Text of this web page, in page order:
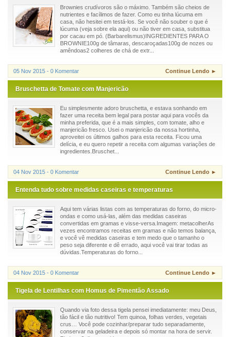
Brownies crudívoros são o máximo. Também são cheios de
nutrientes e facílimos de fazer. Como eu tinha lúcuma em
casa, não hesitei em testá-los. Se você não souber o que é
lúcuma (veja sobre ela aqui) ou não tiver em casa, substitua
por cacau em pó. (Barbarelismus)INGREDIENTES PARA O
BROWNIE100g de tâmaras, descaroçadas100g de nozes ou
amêndoas2 colheres de chá de extr...
05 Nov 2015 - 0 Komentar Continue Lendo ►
Bruschetta de Tomate com Manjericão
Eu simplesmente adoro bruschetta, e estava sonhando em
fazer uma receita bem legal para postar aqui para vocês da
minha preferida, que é a mais simples, com tomate, alho e
manjericão fresco. Usei o manjericão da nossa hortinha,
aproveitei os últimos galhos para esta receita. Ficou uma
delícia, e eu quero repetir a receita com algumas variações de
ingredientes.Bruschet...
04 Nov 2015 - 0 Komentar Continue Lendo ►
Entenda tudo sobre medidas caseiras e temperaturas
Aqui tem várias listas com as temperaturas do forno, do micro-
ondas e como usá-las, além das medidas caseiras
convertidas em gramas e visse-versa.Imagem: metacolherAs
vezes encontramos receitas em gramas e não temos balança,
e você vê medidas caseiras e tem medo que o tamanho o
peso seja diferente e dê errado, aqui você vai tirar todas as
dúvidas.Temperaturas do forno...
04 Nov 2015 - 0 Komentar Continue Lendo ►
Tigela de Lentilhas com Homus de Pimentão Assado
Quando via foto dessa tigela pensei imediatamente: meu Deus,
tão fácil e tão nutritivo! Tem quinoa, folhas verdes, vegetais
crus… Você pode cozinhar/preparar tudo separadamente,
conservar na geladeira e depois só montar na hora de servir.